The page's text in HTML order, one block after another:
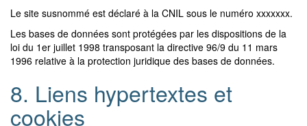
Le site susnommé est déclaré à la CNIL sous le numéro xxxxxxx.
Les bases de données sont protégées par les dispositions de la
loi du 1er juillet 1998 transposant la directive 96/9 du 11 mars
1996 relative à la protection juridique des bases de données.
8. Liens hypertextes et
cookies